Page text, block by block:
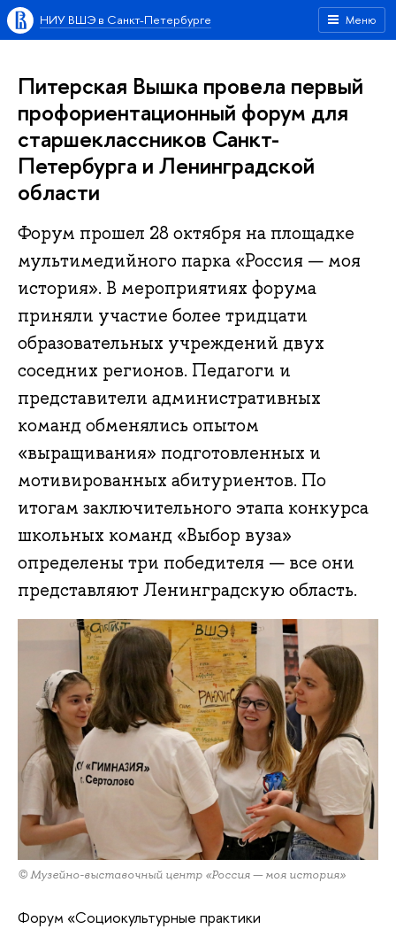
Меню
НИУ ВШЭ в Санкт-Петербурге
Питерская Вышка провела первый
профориентационный форум для
старшеклассников Санкт-
Петербурга и Ленинградской
области
Форум прошел 28 октября на площадке
мультимедийного парка «Россия — моя
история». В мероприятиях форума
приняли участие более тридцати
образовательных учреждений двух
соседних регионов. Педагоги и
представители административных
команд обменялись опытом
«выращивания» подготовленных и
мотивированных абитуриентов. По
итогам заключительного этапа конкурса
школьных команд «Выбор вуза»
определены три победителя — все они
представляют Ленинградскую область.
© Музейно-выставочный центр «Россия — моя история»
Форум «Социокультурные практики